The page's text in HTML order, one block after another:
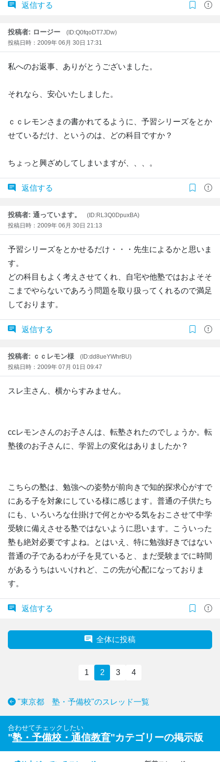
返信する
投稿者: ロージー
(ID:Q0fqoDT7JDw)
投稿日時：2009年 06月 30日 17:31
私へのお返事、ありがとうございました。
それなら、安心いたしました。
ｃｃレモンさまの書かれてるように、予習シリーズをとか
せているだけ、というのは、どの科目ですか？
ちょっと興ざめしてしまいますが、、、。
返信する
投稿者: 通っています。
(ID:RL3Q0DpuxBA)
投稿日時：2009年 06月 30日 21:13
予習シリーズをとかせるだけ・・・先生によるかと思いま
す。
どの科目もよく考えさせてくれ、自宅や他塾ではおよそそ
こまでやらないであろう問題を取り扱ってくれるので満足
しております。
返信する
投稿者: ｃｃレモン様
(ID:dd8ueYWhrBU)
投稿日時：2009年 07月 01日 09:47
スレ主さん、横からすみません。
ccレモンさんのお子さんは、転塾されたのでしょうか。転
塾後のお子さんに、学習上の変化はありましたか？
こちらの塾は、勉強への姿勢が前向きで知的探求心がすで
にある子を対象にしている様に感じます。普通の子供たち
にも、いろいろな仕掛けで何とかやる気をおこさせて中学
受験に備えさせる塾ではないように思います。こういった
塾も絶対必要ですよね。とはいえ、特に勉強好きではない
普通の子であるわが子を見ていると、まだ受験までに時間
があるうちはいいけれど、この先が心配になっておりま
す。
返信する
全体に投稿
1 2 3 4
"東京都 塾・予備校"のスレッド一覧
合わせてチェックしたい
"塾・予備校・通信教育"カテゴリーの掲示版